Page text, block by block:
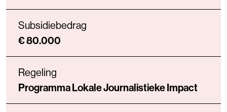
Subsidiebedrag
€ 80.000
Regeling
Programma Lokale Journalistieke Impact